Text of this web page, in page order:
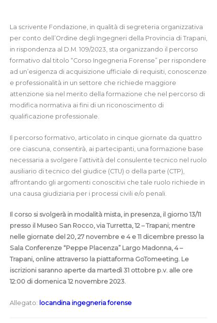
La scrivente Fondazione, in qualità di segreteria organizzativa
per conto dell’Ordine degli Ingegneri della Provincia di Trapani,
in rispondenza al D.M. 109/2023, sta organizzando il percorso
formativo dal titolo “Corso Ingegneria Forense” per rispondere
ad un’esigenza di acquisizione ufficiale di requisiti, conoscenze
e professionalità in un settore che richiede maggiore
attenzione sia nel merito della formazione che nel percorso di
modifica normativa ai fini di un riconoscimento di
qualificazione professionale.
Il percorso formativo, articolato in cinque giornate da quattro
ore ciascuna, consentirà, ai partecipanti, una formazione base
necessaria a svolgere l’attività del consulente tecnico nel ruolo
ausiliario di tecnico del giudice (CTU) o della parte (CTP),
affrontando gli argomenti conoscitivi che tale ruolo richiede in
una causa giudiziaria per i processi civili e/o penali.
Il corso si svolgerà in modalità mista, in presenza, il giorno 13/11
presso il Museo San Rocco, via Turretta, 12 – Trapani; mentre
nelle giornate del 20, 27 novembre e 4 e 11 dicembre presso la
Sala Conferenze “Peppe Placenza” Largo Madonna, 4 –
Trapani, online attraverso la piattaforma GoTomeeting. Le
iscrizioni saranno aperte da martedì 31 ottobre p.v. alle ore
12:00 di domenica 12 novembre 2023.
Allegato: locandina ingegneria forense